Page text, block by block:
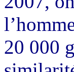
20 000